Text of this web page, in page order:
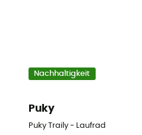
Nachhaltigkeit
Puky
Puky Traily - Laufrad